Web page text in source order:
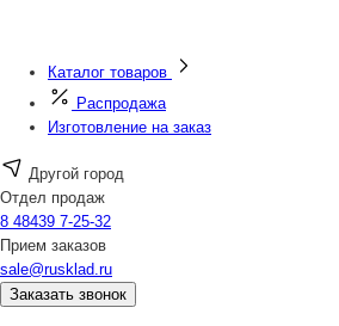
Каталог товаров
Распродажа
Изготовление на заказ
Другой город
Отдел продаж
8 48439 7-25-32
Прием заказов
sale@rusklad.ru
Заказать звонок